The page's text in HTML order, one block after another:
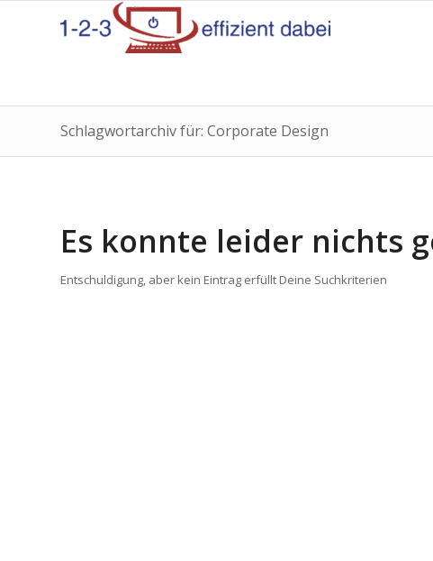
Schlagwortarchiv für: Corporate Design
Es konnte leider nichts
Entschuldigung, aber kein Eintrag erfüllt Deine Suchkriterien